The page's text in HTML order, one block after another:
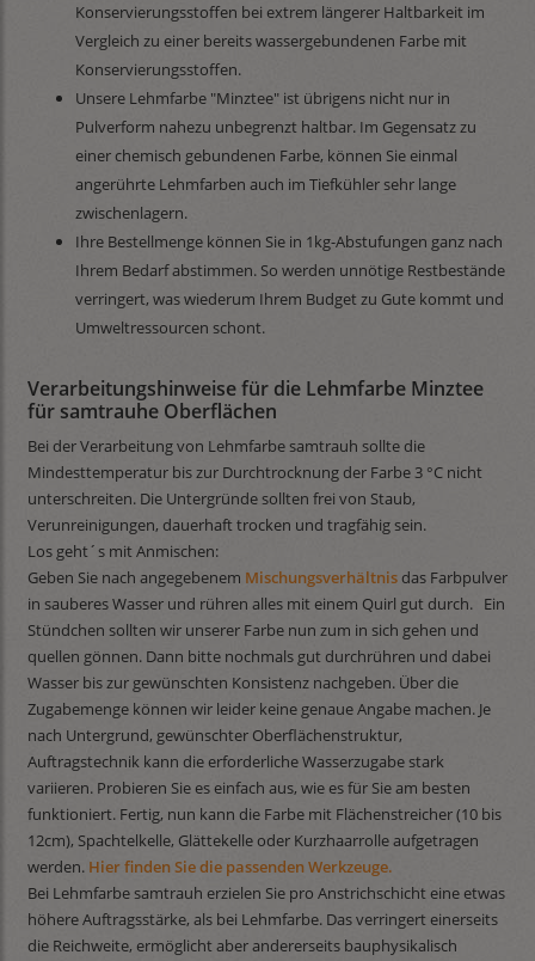
Konservierungsstoffen bei extrem längerer Haltbarkeit im
Vergleich zu einer bereits wassergebundenen Farbe mit
Konservierungsstoffen.
Unsere Lehmfarbe "Minztee" ist übrigens nicht nur in
Pulverform nahezu unbegrenzt haltbar. Im Gegensatz zu
einer chemisch gebundenen Farbe, können Sie einmal
angerührte Lehmfarben auch im Tiefkühler sehr lange
zwischenlagern.
Ihre Bestellmenge können Sie in 1kg-Abstufungen ganz nach
Ihrem Bedarf abstimmen. So werden unnötige Restbestände
verringert, was wiederum Ihrem Budget zu Gute kommt und
Umweltressourcen schont.
Verarbeitungshinweise für die Lehmfarbe Minztee
für samtrauhe Oberflächen
Bei der Verarbeitung von Lehmfarbe samtrauh sollte die
Mindesttemperatur bis zur Durchtrocknung der Farbe 3 °C nicht
unterschreiten. Die Untergründe sollten frei von Staub,
Verunreinigungen, dauerhaft trocken und tragfähig sein.
Los geht´s mit Anmischen:
Geben Sie nach angegebenem Mischungsverhältnisdas Farbpulver
in sauberes Wasser und rühren alles mit einem Quirl gut durch. Ein
Stündchen sollten wir unserer Farbe nun zum in sich gehen und
quellen gönnen. Dann bitte nochmals gut durchrühren und dabei
Wasser bis zur gewünschten Konsistenz nachgeben. Über die
Zugabemenge können wir leider keine genaue Angabe machen. Je
nach Untergrund, gewünschter Oberflächenstruktur,
Auftragstechnik kann die erforderliche Wasserzugabe stark
variieren. Probieren Sie es einfach aus, wie es für Sie am besten
funktioniert. Fertig, nun kann die Farbe mit Flächenstreicher (10 bis
12cm), Spachtelkelle, Glättekelle oder Kurzhaarrolle aufgetragen
werden. Hier finden Sie die passenden Werkzeuge.
Bei Lehmfarbe samtrauh erzielen Sie pro Anstrichschicht eine etwas
höhere Auftragsstärke, als bei Lehmfarbe. Das verringert einerseits
die Reichweite, ermöglicht aber andererseits bauphysikalisch